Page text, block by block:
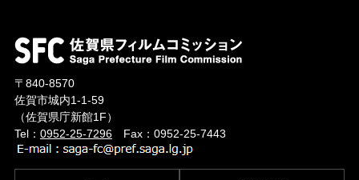
〒840-8570
佐賀市城内1-1-59
（佐賀県庁新館1F）
Tel： 0952-25-7296Fax：0952-25-7443